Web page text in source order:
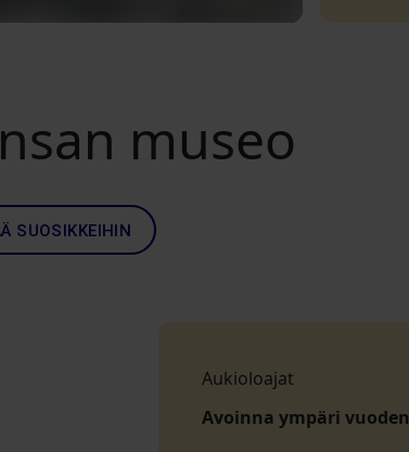
museo
SUOSIKKEIHIN
Aukioloajat
Avoinna ympäri vuoden